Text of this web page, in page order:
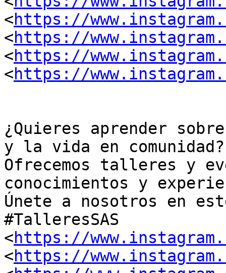
<https://
<https://
<https://
<https://
¿Quieres aprender
y la vida en comunidad?
Ofrecemos talleres y
conocimientos y
Únete a nosotros en
#TalleresSAS
<https://
<https://